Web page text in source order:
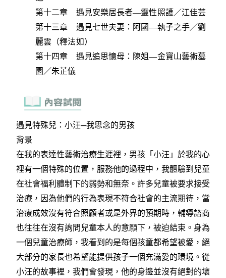
第十二章 遇見安樂居長者—靈性照護／江佳芸
第十三章 遇見七世夫妻：阿國—執子之手／劉
麗雲（釋法如）
第十四章 遇見追思憶母：陳姐—金寶山藝術墓
園／朱芷儀